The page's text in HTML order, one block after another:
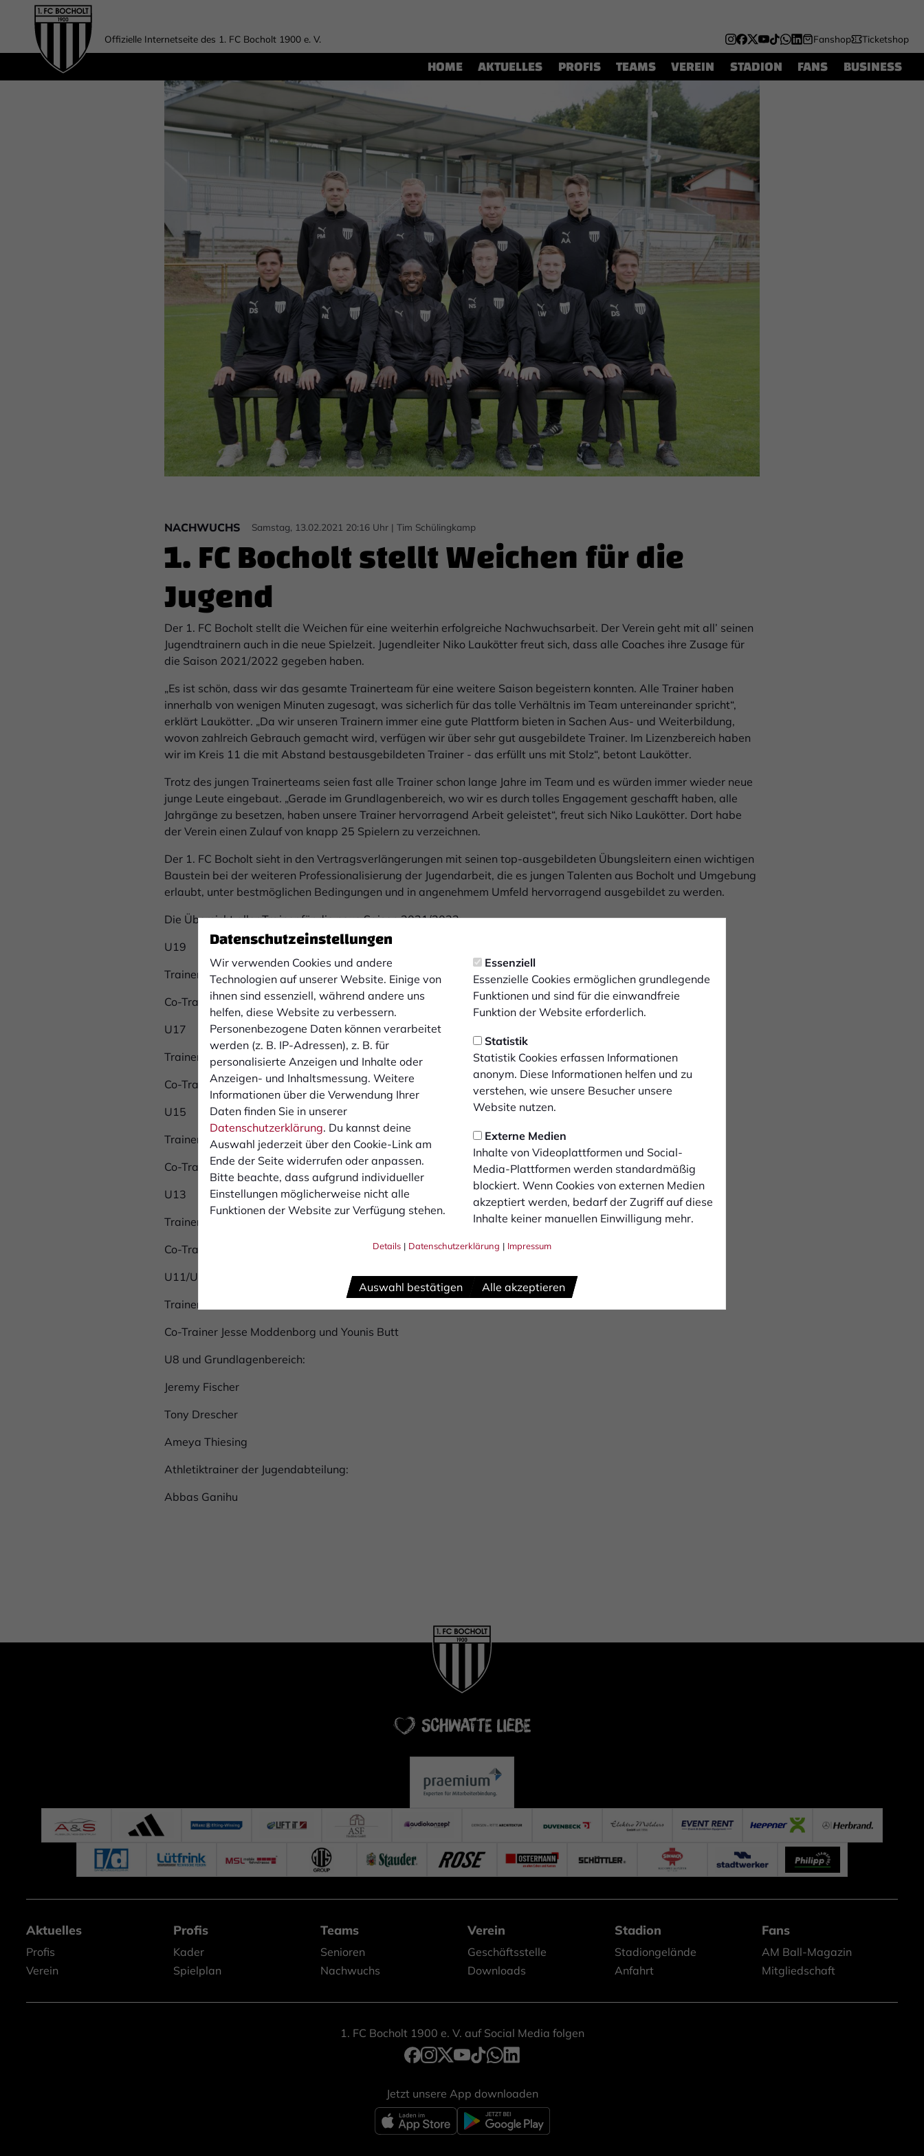
Datenschutzeinstellungen
Wir verwenden Cookies und andere
Technologien auf unserer Website. Einige von
ihnen sind essenziell, während andere uns
helfen, diese Website zu verbessern.
Personenbezogene Daten können verarbeitet
werden (z. B. IP-Adressen), z. B. für
personalisierte Anzeigen und Inhalte oder
Anzeigen- und Inhaltsmessung. Weitere
Informationen über die Verwendung Ihrer
Daten finden Sie in unserer
Datenschutzerklärung. Du kannst deine
Auswahl jederzeit über den Cookie-Link am
Ende der Seite widerrufen oder anpassen.
Bitte beachte, dass aufgrund individueller
Einstellungen möglicherweise nicht alle
Funktionen der Website zur Verfügung stehen.
Essenziell
Essenzielle Cookies ermöglichen grundlegende
Funktionen und sind für die einwandfreie
Funktion der Website erforderlich.
Statistik
Statistik Cookies erfassen Informationen
anonym. Diese Informationen helfen und zu
verstehen, wie unsere Besucher unsere
Website nutzen.
Externe Medien
Inhalte von Videoplattformen und Social-
Media-Plattformen werden standardmäßig
blockiert. Wenn Cookies von externen Medien
akzeptiert werden, bedarf der Zugriff auf diese
Inhalte keiner manuellen Einwilligung mehr.
Details | Datenschutzerklärung | Impressum
Auswahl bestätigen Alle akzeptieren
Offizielle Internetseite des 1. FC Bocholt 1900 e. V. Fanshop Ticketshop
HOME AKTUELLES PROFIS TEAMS VEREIN STADION FANS BUSINESS
NACHWUCHS Samstag, 13.02.2021 20:16 Uhr | Tim Schülingkamp
1. FC Bocholt stellt Weichen für die
Jugend
Der 1. FC Bocholt stellt die Weichen für eine weiterhin erfolgreiche Nachwuchsarbeit. Der Verein geht mit all’ seinen
Jugendtrainern auch in die neue Spielzeit. Jugendleiter Niko Laukötter freut sich, dass alle Coaches ihre Zusage für
die Saison 2021/2022 gegeben haben.
„Es ist schön, dass wir das gesamte Trainerteam für eine weitere Saison begeistern konnten. Alle Trainer haben
innerhalb von wenigen Minuten zugesagt, was sicherlich für das tolle Verhältnis im Team untereinander spricht“,
erklärt Laukötter. „Da wir unseren Trainern immer eine gute Plattform bieten in Sachen Aus- und Weiterbildung,
wovon zahlreich Gebrauch gemacht wird, verfügen wir über sehr gut ausgebildete Trainer. Im Lizenzbereich haben
wir im Kreis 11 die mit Abstand bestausgebildeten Trainer - das erfüllt uns mit Stolz“, betont Laukötter.
Trotz des jungen Trainerteams seien fast alle Trainer schon lange Jahre im Team und es würden immer wieder neue
junge Leute eingebaut. „Gerade im Grundlagenbereich, wo wir es durch tolles Engagement geschafft haben, alle
Jahrgänge zu besetzen, haben unsere Trainer hervorragend Arbeit geleistet“, freut sich Niko Laukötter. Dort habe
der Verein einen Zulauf von knapp 25 Spielern zu verzeichnen.
Der 1. FC Bocholt sieht in den Vertragsverlängerungen mit seinen top-ausgebildeten Übungsleitern einen wichtigen
Baustein bei der weiteren Professionalisierung der Jugendarbeit, die es jungen Talenten aus Bocholt und Umgebung
erlaubt, unter bestmöglichen Bedingungen und in angenehmem Umfeld hervorragend ausgebildet zu werden.
Die Übersicht aller Trainer für die neue Saison 2021/2022:
U19
Trainer Niklas Schemmer
Co-Trainer Marvin Eilers
U17
Trainer Lars Fondermann
Co-Trainer Tom Luka Wanders
U15
Trainer Alexander Arndt
Co-Trainer Daniel Sladek
U13
Trainer Phil Mumbeck
Co-Trainer David Sladek
U11/U9
Trainer Daniel und David Sladek
Co-Trainer Jesse Moddenborg und Younis Butt
U8 und Grundlagenbereich:
Jeremy Fischer
Tony Drescher
Ameya Thiesing
Athletiktrainer der Jugendabteilung:
Abbas Ganihu
Aktuelles
Profis
Verein
Profis
Kader
Spielplan
Teams
Senioren
Nachwuchs
Verein
Geschäftsstelle
Downloads
Stadion
Stadiongelände
Anfahrt
Fans
AM Ball-Magazin
Mitgliedschaft
1. FC Bocholt 1900 e. V. auf Social Media folgen
Jetzt unsere App downloaden